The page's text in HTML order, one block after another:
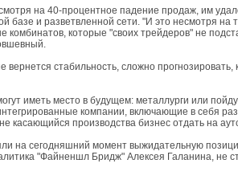
на 40-процентное падение продаж, им
базе и разветвленной сети. "И это несмотря на
комбинатов, которые "своих трейдеров" не
стабильность, сложно прогнозировать,
иметь место в будущем: металлурги или
компании, включающие в себя
касающийся производства бизнес отдать на
на сегодняшний момент выжидательную
"Файненшл Бридж" Алексея Галанина, не